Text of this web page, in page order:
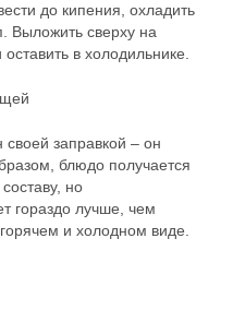
до кипения, охладить
Выложить сверху на
в холодильнике.
заправкой – он
блюдо получается
но
гораздо лучше, чем
и холодном виде.